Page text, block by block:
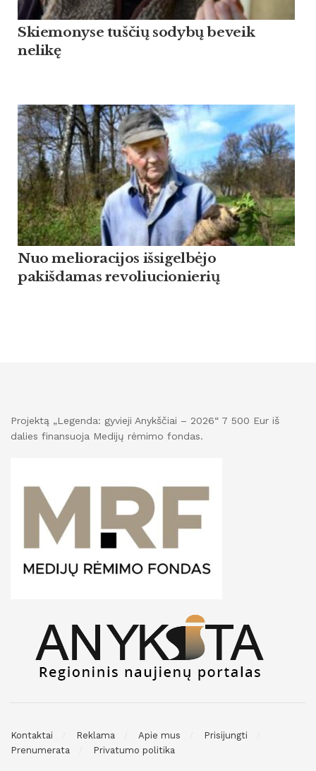
Skiemonyse tuščių sodybų beveik
nelikę
Nuo melioracijos išsigelbėjo
pakišdamas revoliucionierių
Projektą „Legenda: gyvieji Anykščiai – 2026“ 7 500 Eur iš
dalies finansuoja Medijų rėmimo fondas.
Kontaktai Reklama Apie mus
Prisijungti
Prenumerata
Privatumo politika